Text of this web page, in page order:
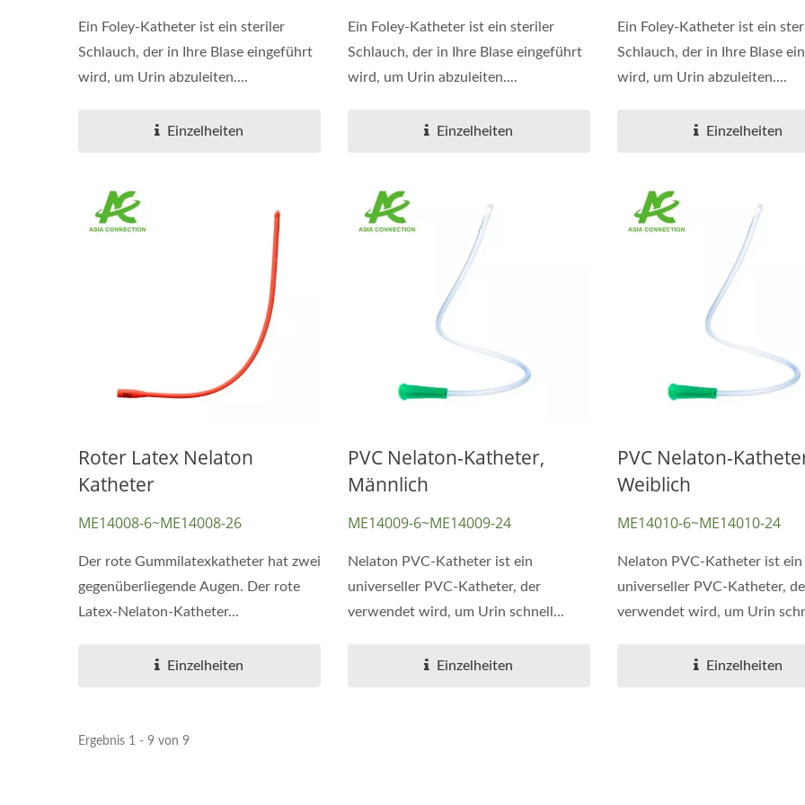
Ein Foley-Katheter ist ein steriler
Schlauch, der in Ihre Blase eingeführt
wird, um Urin abzuleiten....
Einzelheiten
Ein Foley-Katheter ist ein steriler
Schlauch, der in Ihre Blase eingeführt
wird, um Urin abzuleiten....
Einzelheiten
Ein Foley-Katheter ist ein
Schlauch, der in Ihre Blase
wird, um Urin abzuleiten....
Einzelheiten
Roter Latex Nelaton
Katheter
ME14008-6~ME14008-26
Der rote Gummilatexkatheter hat zwei
gegenüberliegende Augen. Der rote
Latex-Nelaton-Katheter...
Einzelheiten
PVC Nelaton-Katheter,
Männlich
ME14009-6~ME14009-24
Nelaton PVC-Katheter ist ein
universeller PVC-Katheter, der
verwendet wird, um Urin schnell...
Einzelheiten
PVC Nelaton-
Weiblich
ME14010-6~ME14010-24
Nelaton PVC-Katheter ist ein
universeller PVC-Katheter,
verwendet wird, um Urin
Einzelheiten
Ergebnis 1 - 9 von 9